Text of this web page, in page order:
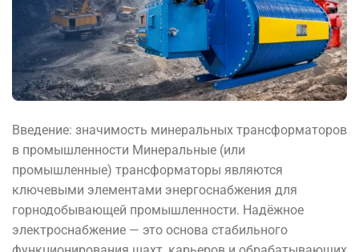
Введение: значимость минеральных трансформаторов
в промышленности Минеральные (или
промышленные) трансформаторы являются
ключевыми элементами энергоснабжения для
горнодобывающей промышленности. Надёжное
электроснабжение — это основа стабильного